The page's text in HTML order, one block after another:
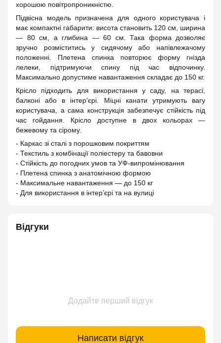
хорошою повітропроникністю.
Підвісна модель призначена для одного користувача і
має компактні габарити: висота становить 120 см, ширина
— 80 см, а глибина — 60 см. Така форма дозволяє
зручно розміститись у сидячому або напівлежачому
положенні. Плетена спинка повторює форму гнізда
лелеки, підтримуючи спину під час відпочинку.
Максимально допустиме навантаження складає до 150 кг.
Крісло підходить для використання у саду, на терасі,
балконі або в інтер’єрі. Міцні канати утримують вагу
користувача, а сама конструкція забезпечує стійкість під
час гойдання. Крісло доступне в двох кольорах —
бежевому та сірому.
- Каркас зі сталі з порошковим покриттям
- Текстиль з комбінації поліестеру та бавовни
- Стійкість до погодних умов та УФ-випромінювання
- Плетена спинка з анатомічною формою
- Максимальне навантаження — до 150 кг
- Для використання в інтер’єрі та на вулиці
Відгуки
Додайте перший відгук
Написати відгук